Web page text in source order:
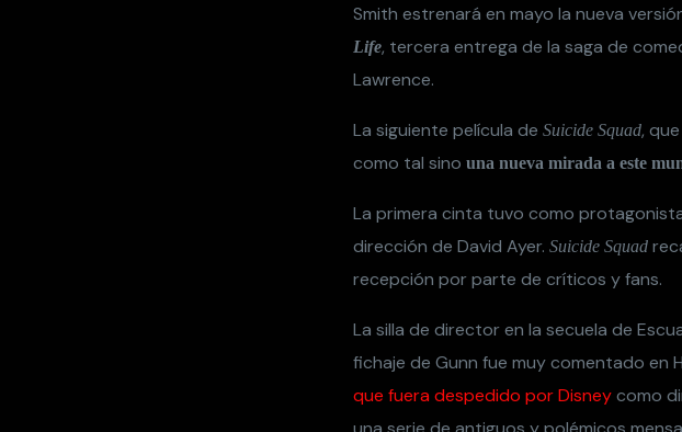
Smith estrenará en mayo la nueva
Life, tercera entrega de la saga de
Lawrence.
La siguiente película de Suicide Squad,
como tal sino una nueva mirada a este
La primera cinta tuvo como
dirección de David Ayer. Suicide Squad
recepción por parte de críticos y fans.
La silla de director en la secuela de
fichaje de Gunn fue muy comentado en
que fuera despedido por Disneycomo